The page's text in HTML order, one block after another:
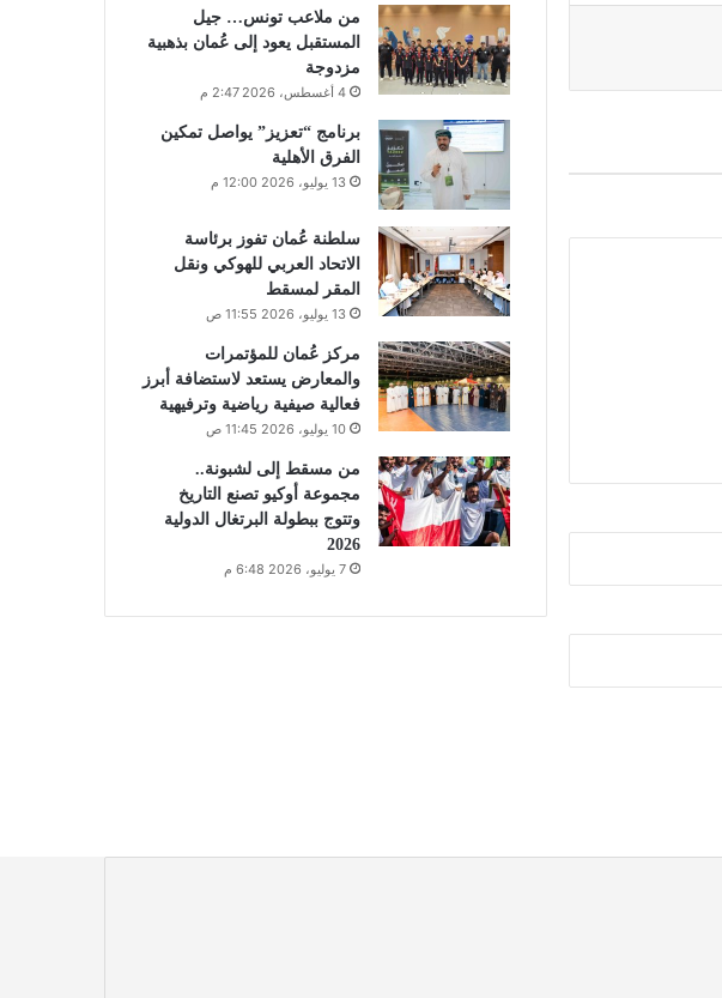
من ملاعب تونس… جيل
المستقبل يعود إلى عُمان بذهبية
مزدوجة
4 أغسطس، 2026 2:47 م
برنامج “تعزيز” يواصل تمكين
الفرق الأهلية
13 يوليو، 2026 12:00 م
سلطنة عُمان تفوز برئاسة
الاتحاد العربي للهوكي ونقل
المقر لمسقط
13 يوليو، 2026 11:55 ص
مركز عُمان للمؤتمرات
والمعارض يستعد لاستضافة أبرز
فعالية صيفية رياضية وترفيهية
10 يوليو، 2026 11:45 ص
من مسقط إلى لشبونة..
مجموعة أوكيو تصنع التاريخ
وتتوج ببطولة البرتغال الدولية
2026
7 يوليو، 2026 6:48 م